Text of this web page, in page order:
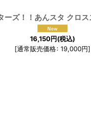
16,150円(税込)
[通常販売価格: 19,000円]